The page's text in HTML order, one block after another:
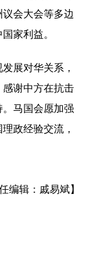
会大会等多边
家利益。
展对华关系，
谢中方在抗击
马国会愿加强
政经验交流，
任编辑：戚易斌】